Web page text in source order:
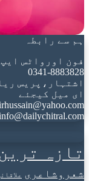
ہم سے رابطہ
فون اورواٹس ایپ
0341-8883828
اشتہار،پریس
ای میل کیجئے
تازہ ترین
شعروشاعری